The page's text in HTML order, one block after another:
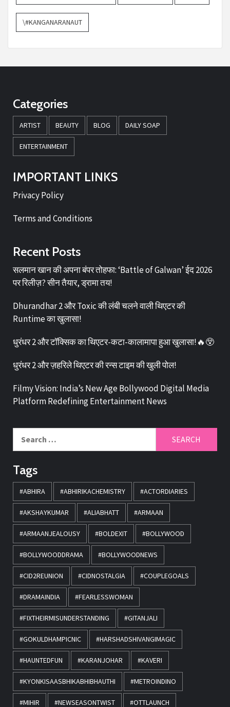
\#KANGANARANAUT
Categories
ARTIST BEAUTY BLOG DAILY SOAP
ENTERTAINMENT
IMPORTANT LINKS
Privacy Policy
Terms and Conditions
Recent Posts
सलमान खान की अपना बंपर तोहफा: ‘Battle of Galwan’ ईद 2026
पर रिलीज़? सीन तैयार, ड्रामा तय!
Dhurandhar 2 और Toxic की लंबी चलने वाली थिएटर की
Runtime का खुलासा!
धुरंधर 2 और टॉक्सिक का थिएटर-कटा-कालामापा हुआ खुलासा!🔥😲
धुरंधर 2 और ज़हरिले थिएटर की रन्स टाइम की खुली पोल!
Filmy Vision: India’s New Age Bollywood Digital Media
Platform Redefining Entertainment News
Tags
#ABHIRA #ABHIRIKACHEMISTRY #ACTORDIARIES
#AKSHAYKUMAR #ALIABHATT #ARMAAN
#ARMAANJEALOUSY #BOLDEXIT #BOLLYWOOD
#BOLLYWOODDRAMA #BOLLYWOODNEWS
#CID2REUNION #CIDNOSTALGIA #COUPLEGOALS
#DRAMAINDIA #FEARLESSWOMAN
#FIXTHEIRMISUNDERSTANDING #GITANJALI
#GOKULDHAMPICNIC #HARSHADSHIVANGIMAGIC
#HAUNTEDFUN #KARANJOHAR #KAVERI
#KYONKISAASBHIKABHIBHAUTHI #METROINDINO
#MIHIR #NEWSEASONTWIST #OTTLAUNCH